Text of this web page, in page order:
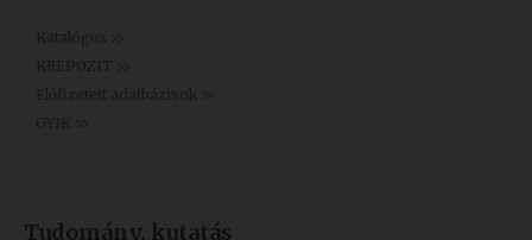
Katalógus >>
KREPOZIT >>
Előfizetett adatbázisok >>
GYIK >>
Tudomány, kutatás